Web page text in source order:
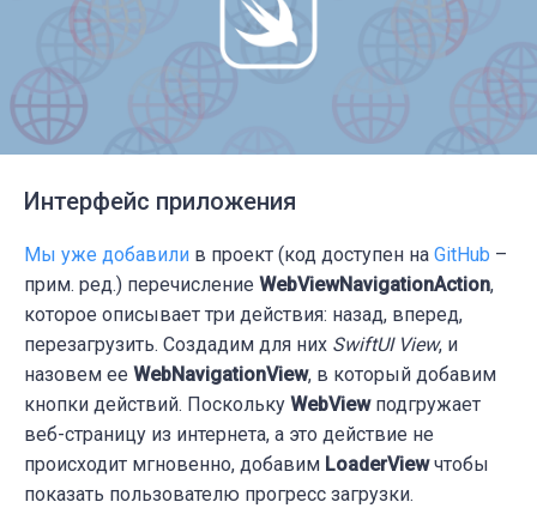
Интерфейс приложения
Мы уже добавили в проект (код доступен на GitHub –
прим. ред.) перечисление WebViewNavigationAction,
которое описывает три действия: назад, вперед,
перезагрузить. Создадим для них SwiftUI View, и
назовем ее WebNavigationView, в который добавим
кнопки действий. Поскольку WebViewподгружает
веб-страницу из интернета, а это действие не
происходит мгновенно, добавим LoaderViewчтобы
показать пользователю прогресс загрузки.